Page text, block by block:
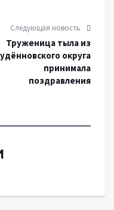
Следующая новость
Труженица тыла из
округа
принимала
поздравления